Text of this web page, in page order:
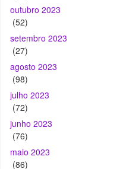
outubro 2023
(52)
setembro 2023
(27)
agosto 2023
(98)
julho 2023
(72)
junho 2023
(76)
maio 2023
(86)